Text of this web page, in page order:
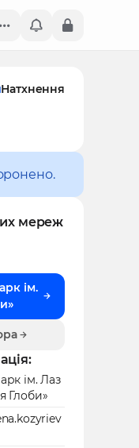
Натхнення
мереж
ім.
ім. Лаз
Глоби»